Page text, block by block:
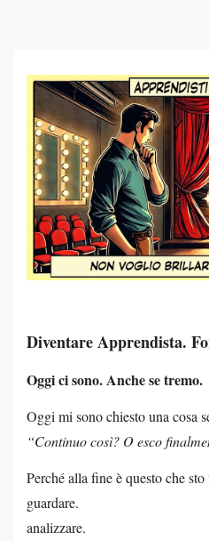
Diventare Apprendista.
Oggi ci sono. Anche se tremo.
Oggi mi sono chiesto una cosa
“Continuo così? O esco
Perché alla fine è questo che
guardare.
analizzare.